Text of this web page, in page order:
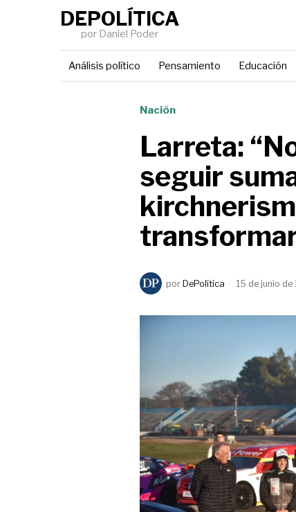
DEPOLÍTICA
por Daniel Poder
Análisis político Pensamiento Educación
Nación
Larreta:
seguir
por DePolítica 15 de junio de